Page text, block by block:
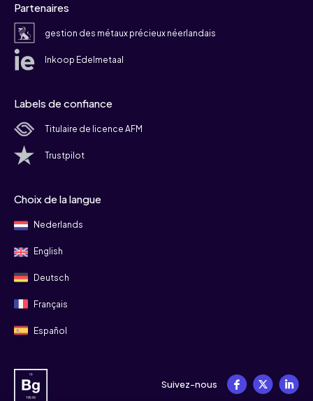
Partenaires
gestion des métaux précieux néerlandais
Inkoop Edelmetaal
Labels de confiance
Titulaire de licence AFM
Trustpilot
Choix de la langue
Nederlands
English
Deutsch
Français
Español
Suivez-nous